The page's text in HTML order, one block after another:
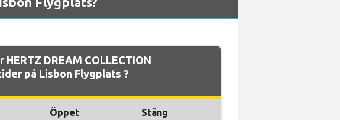
HERTZ DREAM COLLECTION
på Lisbon Flygplats ?
Öppet Stäng